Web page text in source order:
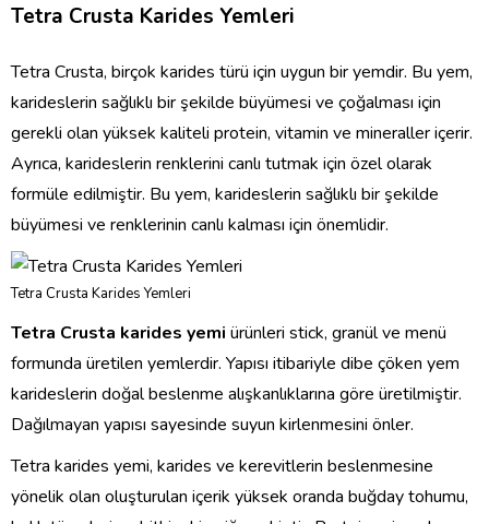
Tetra Crusta Karides Yemleri
Tetra Crusta, birçok karides türü için uygun bir yemdir. Bu yem,
karideslerin sağlıklı bir şekilde büyümesi ve çoğalması için
gerekli olan yüksek kaliteli protein, vitamin ve mineraller içerir.
Ayrıca, karideslerin renklerini canlı tutmak için özel olarak
formüle edilmiştir. Bu yem, karideslerin sağlıklı bir şekilde
büyümesi ve renklerinin canlı kalması için önemlidir.
Tetra Crusta Karides Yemleri
Tetra Crusta karides yemi ürünleri stick, granül ve menü
formunda üretilen yemlerdir. Yapısı itibariyle dibe çöken yem
karideslerin doğal beslenme alışkanlıklarına göre üretilmiştir.
Dağılmayan yapısı sayesinde suyun kirlenmesini önler.
Tetra karides yemi, karides ve kerevitlerin beslenmesine
yönelik olan oluşturulan içerik yüksek oranda buğday tohumu,